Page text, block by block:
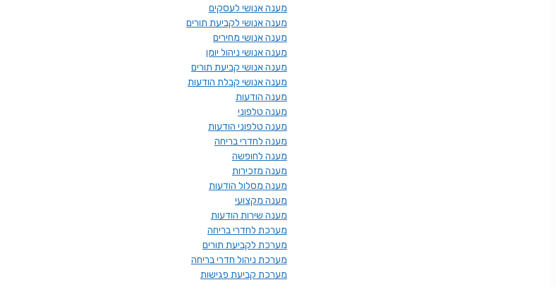
מענה אנושי לעסקים
מענה אנושי לקביעת תורים
מענה אנושי מחירים
מענה אנושי ניהול יומן
מענה אנושי קביעת תורים
מענה אנושי קבלת הודעות
מענה הודעות
מענה טלפוני
מענה טלפוני הודעות
מענה לחדרי בריחה
מענה לחופשה
מענה מזכירות
מענה מסלול הודעות
מענה מקצועי
מענה שירות הודעות
מערכת לחדרי בריחה
מערכת לקביעת תורים
מערכת ניהול חדרי בריחה
מערכת קביעת פגישות